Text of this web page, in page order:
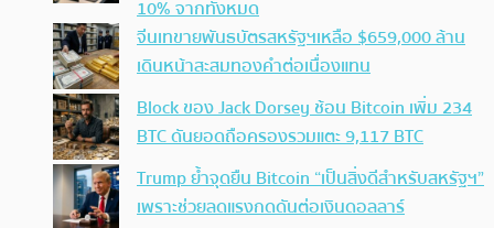
10% จากทั้งหมด
จีนเทขายพันธบัตรสหรัฐฯเหลือ $659,000 ล้าน
เดินหน้าสะสมทองคำต่อเนื่องแทน
Block ของ Jack Dorsey ช้อน Bitcoin เพิ่ม 234
BTC ดันยอดถือครองรวมแตะ 9,117 BTC
Trump ย้ำจุดยืน Bitcoin “เป็นสิ่งดีสำหรับสหรัฐฯ”
เพราะช่วยลดแรงกดดันต่อเงินดอลลาร์